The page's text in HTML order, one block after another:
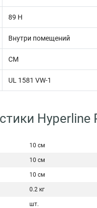
89 Н
Внутри помещений
CM
UL 1581 VW-1
Hyperline
10 см
10 см
10 см
0.2 кг
шт.